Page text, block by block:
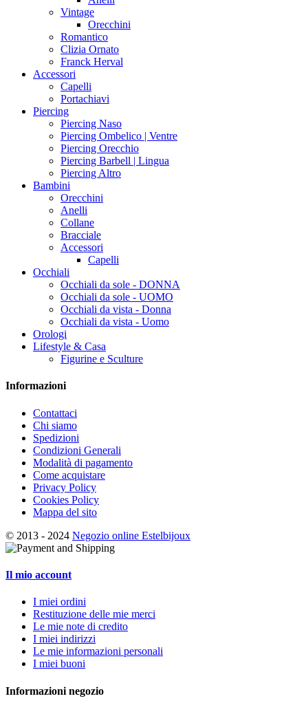
Vintage
Orecchini
Romantico
Clizia Ornato
Franck Herval
Accessori
Capelli
Portachiavi
Piercing
Piercing Naso
Piercing Ombelico | Ventre
Piercing Orecchio
Piercing Barbell | Lingua
Piercing Altro
Bambini
Orecchini
Anelli
Collane
Bracciale
Accessori
Capelli
Occhiali
Occhiali da sole - DONNA
Occhiali da sole - UOMO
Occhiali da vista - Donna
Occhiali da vista - Uomo
Orologi
Lifestyle & Casa
Figurine e Sculture
Informazioni
Contattaci
Chi siamo
Spedizioni
Condizioni Generali
Modalità di pagamento
Come acquistare
Privacy Policy
Cookies Policy
Mappa del sito
© 2013 - 2024 Negozio online Estelbijoux
Il mio account
I miei ordini
Restituzione delle mie merci
Le mie note di credito
I miei indirizzi
Le mie informazioni personali
I miei buoni
Informazioni negozio